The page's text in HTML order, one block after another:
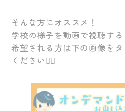
そんな方にオススメ！
学校の様子を動画で視聴す
希望される方は下の画像を
ください🙇‍♂️